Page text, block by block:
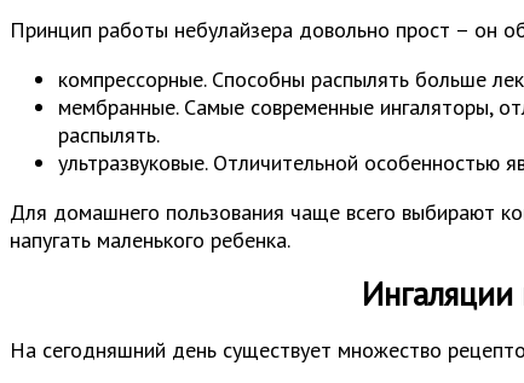
Принцип работы небулайзера довольно прост – он
компрессорные. Способны распылять больше
мембранные. Самые современные ингаляторы,
распылять.
ультразвуковые. Отличительной особенностью
Для домашнего пользования чаще всего выбирают
напугать маленького ребенка.
На сегодняшний день существует множество